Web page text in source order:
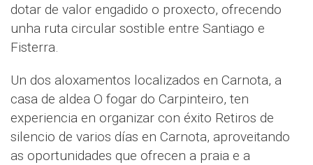
dotar de valor engadido o proxecto, ofrecendo
unha ruta circular sostible entre Santiago e
Fisterra.
Un dos aloxamentos localizados en Carnota, a
casa de aldea O fogar do Carpinteiro, ten
experiencia en organizar con éxito Retiros de
silencio de varios días en Carnota, aproveitando
as oportunidades que ofrecen a praia e a